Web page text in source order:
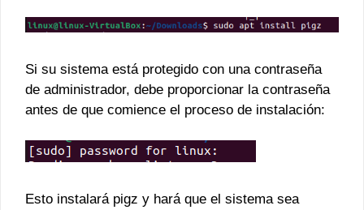
Si su sistema está protegido con una contraseña
de administrador, debe proporcionar la contraseña
antes de que comience el proceso de instalación:
Esto instalará pigz y hará que el sistema sea